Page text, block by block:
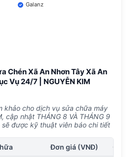
Galanz
Chén Xã An Nhơn Tây Xã An
Vụ 24/7 | NGUYỄN KIM
khảo cho dịch vụ sửa chữa máy
cập nhật THÁNG 8 VÀ THÁNG 9
được kỹ thuật viên báo chi tiết
Đơn giá (VNĐ) Ghi